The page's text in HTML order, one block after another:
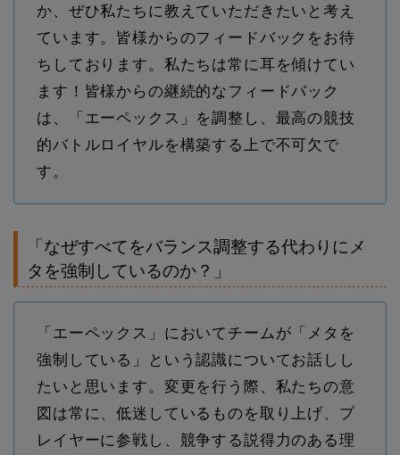
か、ぜひ私たちに教えていただきたいと考え
ています。皆様からのフィードバックをお待
ちしております。私たちは常に耳を傾けてい
ます！皆様からの継続的なフィードバック
は、「エーペックス」を調整し、最高の競技
的バトルロイヤルを構築する上で不可欠で
す。
「なぜすべてをバランス調整する代わりにメ
タを強制しているのか？」
「エーペックス」においてチームが「メタを
強制している」という認識についてお話しし
たいと思います。変更を行う際、私たちの意
図は常に、低迷しているものを取り上げ、プ
レイヤーに参戦し、競争する説得力のある理